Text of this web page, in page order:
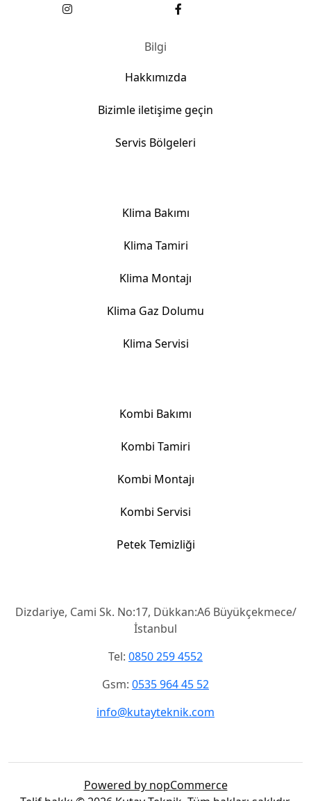
Bilgi
Hakkımızda
Bizimle iletişime geçin
Servis Bölgeleri
Klima Bakımı
Klima Tamiri
Klima Montajı
Klima Gaz Dolumu
Klima Servisi
Kombi Bakımı
Kombi Tamiri
Kombi Montajı
Kombi Servisi
Petek Temizliği
Dizdariye, Cami Sk. No:17, Dükkan:A6 Büyükçekmece/
İstanbul
Tel: 0850 259 4552
Gsm: 0535 964 45 52
info@kutayteknik.com
Powered by nopCommerce